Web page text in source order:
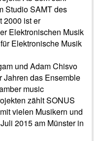
Studio SAMT des
2000 ist er
Elektronischen Musik
Elektronische Musik
und Adam Chisvo
Jahren das Ensemble
music
zählt SONUS
vielen Musikern und
2015 am Münster in